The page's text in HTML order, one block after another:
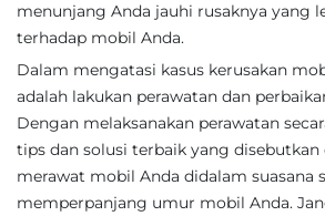
menunjang Anda jauhi rusaknya yang
terhadap mobil Anda.
Dalam mengatasi kasus kerusakan
adalah lakukan perawatan dan
Dengan melaksanakan perawatan
tips dan solusi terbaik yang disebutkan
merawat mobil Anda didalam suasana
memperpanjang umur mobil Anda.